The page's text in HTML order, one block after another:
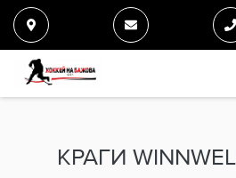
КРАГИ